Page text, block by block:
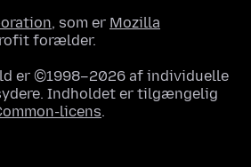
, som er Mozilla
forælder.
er ©1998–2026 af individuelle
Indholdet er tilgængelig
licens.